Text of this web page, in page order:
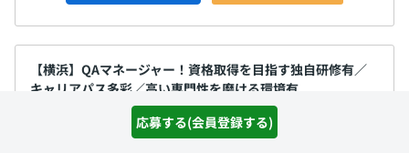
応募する(会員登録する)
【横浜】QAマネージャー！資格取得を目指す独自研修有／
キャリアパス多彩／高い専門性を磨ける環境有